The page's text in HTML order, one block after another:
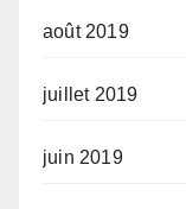
août 2019
juillet 2019
juin 2019